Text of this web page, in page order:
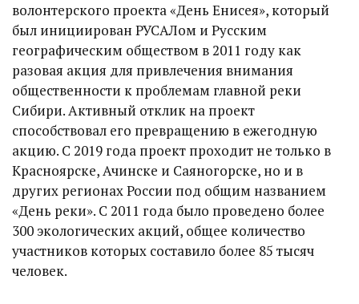
волонтерского проекта «День Енисея», который
был инициирован РУСАЛом и Русским
географическим обществом в 2011 году как
разовая акция для привлечения внимания
общественности к проблемам главной реки
Сибири. Активный отклик на проект
способствовал его превращению в ежегодную
акцию. С 2019 года проект проходит не только в
Красноярске, Ачинске и Саяногорске, но и в
других регионах России под общим названием
«День реки». С 2011 года было проведено более
300 экологических акций, общее количество
участников которых составило более 85 тысяч
человек.